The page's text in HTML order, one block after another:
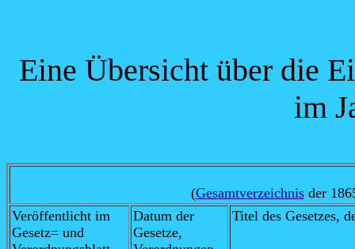
Eine Übersicht über die
im
(Gesamtverzeichnisder
Veröffentlicht im
Gesetz= und
Datum der
Gesetze,
Titel des Gesetzes,